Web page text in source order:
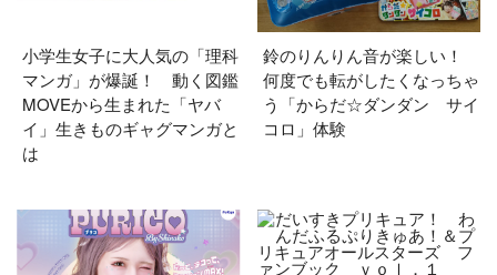
小学生女子に大人気の「理科
マンガ」が爆誕！ 動く図鑑
MOVEから生まれた「ヤバ
イ」生きものギャグマンガと
は
鈴のりんりん音が楽しい！
何度でも転がしたくなっちゃ
う「からだ☆ダンダン サイ
コロ」体験